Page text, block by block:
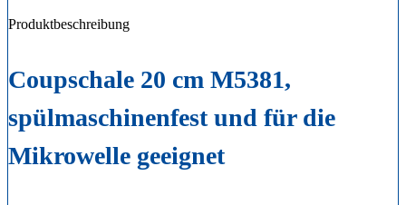
Produktbeschreibung
Coupschale 20 cm M5381,
spülmaschinenfest und für die
Mikrowelle geeignet